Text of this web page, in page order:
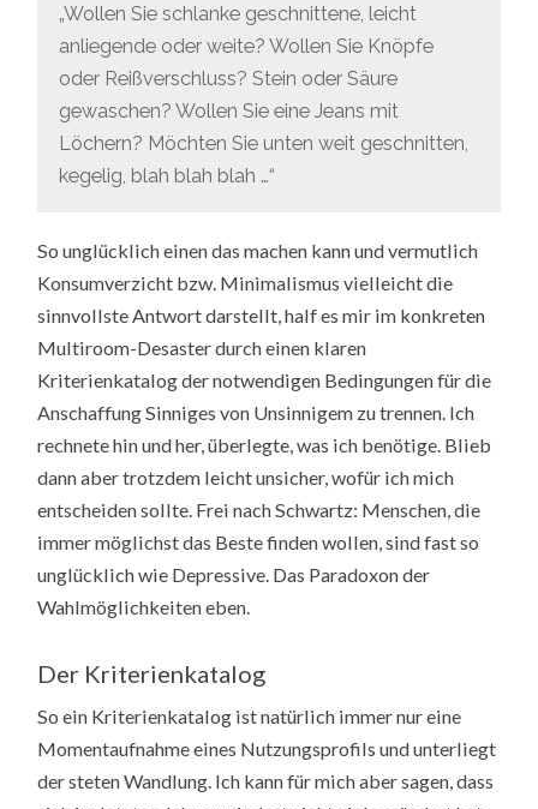
„Wollen Sie schlanke geschnittene, leicht
anliegende oder weite? Wollen Sie Knöpfe
oder Reißverschluss? Stein oder Säure
gewaschen? Wollen Sie eine Jeans mit
Löchern? Möchten Sie unten weit geschnitten,
kegelig, blah blah blah …“
So unglücklich einen das machen kann und vermutlich
Konsumverzicht bzw. Minimalismus vielleicht die
sinnvollste Antwort darstellt, half es mir im konkreten
Multiroom-Desaster durch einen klaren
Kriterienkatalog der notwendigen Bedingungen für die
Anschaffung Sinniges von Unsinnigem zu trennen. Ich
rechnete hin und her, überlegte, was ich benötige. Blieb
dann aber trotzdem leicht unsicher, wofür ich mich
entscheiden sollte. Frei nach Schwartz: Menschen, die
immer möglichst das Beste finden wollen, sind fast so
unglücklich wie Depressive. Das Paradoxon der
Wahlmöglichkeiten eben.
Der Kriterienkatalog
So ein Kriterienkatalog ist natürlich immer nur eine
Momentaufnahme eines Nutzungsprofils und unterliegt
der steten Wandlung. Ich kann für mich aber sagen, dass